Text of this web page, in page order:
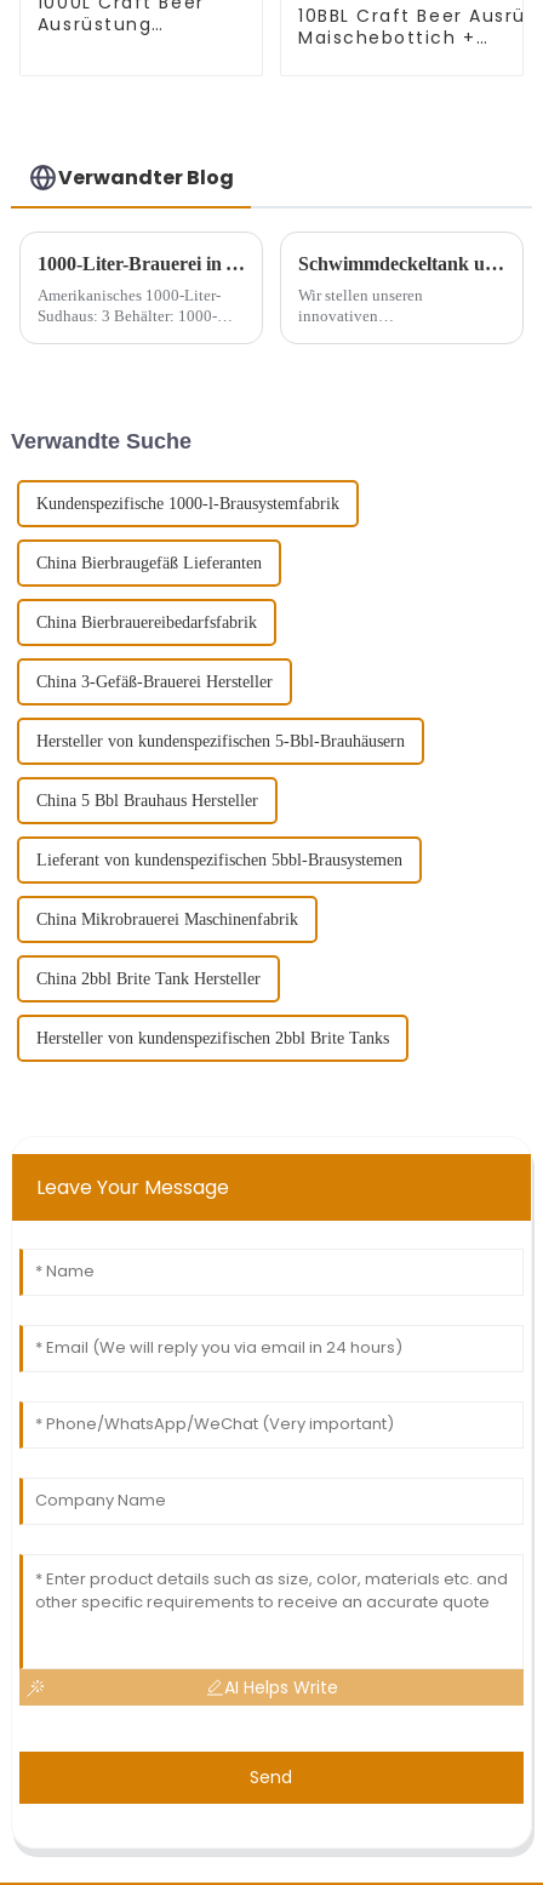
Ausrüstung
10BBL Craft Beer
Maischebottich +
Verwandter Blog
1000-Liter-Brauerei in Argentinien
Amerikanisches 1000-Liter-
Sudhaus: 3 Behälter: 1000-
Schwimmdeckeltank und Weingärtank für Wein
Wir stellen unseren
innovativen
Verwandte Suche
Kundenspezifische 1000-l-Brausystemfabrik
China Bierbraugefäß Lieferanten
China Bierbrauereibedarfsfabrik
China 3-Gefäß-Brauerei Hersteller
Hersteller von kundenspezifischen 5-Bbl-Brauhäusern
China 5 Bbl Brauhaus Hersteller
Lieferant von kundenspezifischen 5bbl-Brausystemen
China Mikrobrauerei Maschinenfabrik
China 2bbl Brite Tank Hersteller
Hersteller von kundenspezifischen 2bbl Brite Tanks
Leave Your Message
AI Helps Write
Send